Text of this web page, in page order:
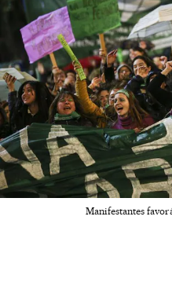
Manifestantes